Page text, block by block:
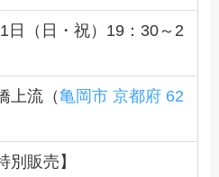
日（日・祝）19：30～2
上流（亀岡市 京都府 62
別販売】